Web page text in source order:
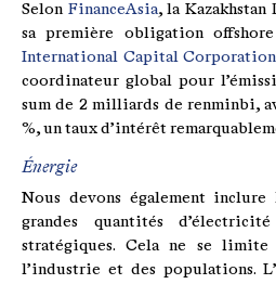
Selon FinanceAsia, la Kazakhstan
sa première obligation
International Capital Corporation
coordinateur global pour
sum de 2 milliards de renminbi,
%, un taux d’intérêt
Énergie
Nous devons également
grandes quantités
stratégiques. Cela ne se limite
l’industrie et des populations.